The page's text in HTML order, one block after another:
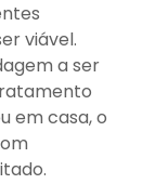
viável.
a ser
em casa, o